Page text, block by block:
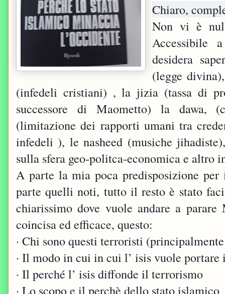
Chiaro,
Non vi è
Accessibile
desidera
(legge
(infedeli cristiani) , la jizia (tassa di
successore di Maometto) la dawa,
(limitazione dei rapporti umani tra
infedeli ), le nasheed (musiche
sulla sfera geo-politca-economica e altro
A parte la mia poca predisposizione
parte quelli noti, tutto il resto è stato
chiarissimo dove vuole andare a
coincisa ed efficace, questo:
· Chi sono questi terroristi
· Il modo in cui in cui l’ isis vuole
· Il perché l’ isis diffonde il terrorismo
· Lo scopo e il perchè dello stato islamico